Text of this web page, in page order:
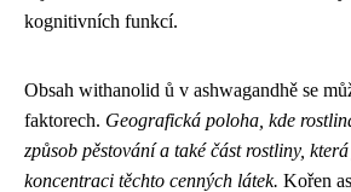
kognitivních funkcí.
Obsah withanolid ů v ashwagandhě se
faktorech. Geografická poloha, kde
způsob pěstování a také část rostliny,
koncentraci těchto cenných látek. Kořen